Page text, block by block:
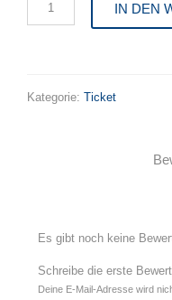
Lessons
IN DEN
Kategorie: Ticket
Es gibt noch keine
Schreibe die erste
Deine E-Mail-Adresse wird